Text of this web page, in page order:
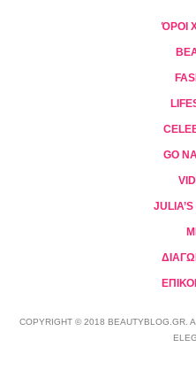
ΌΡΟΙ
GO
COPYRIGHT © 2018 BEAUTYBLOG.GR.